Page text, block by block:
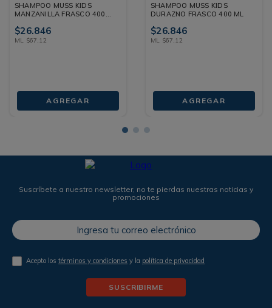
SHAMPOO MUSS KIDS
MANZANILLA FRASCO 400
$26.846
ML $67 12
AGREGAR
SHAMPOO MUSS KIDS
DURAZNO FRASCO 400 ML
$26.846
ML $67 12
AGREGAR
Suscríbete a nuestro newsletter, no te pierdas nuestras noticias y
promociones
Acepto lostérminos y condiciones y la política de privacidad
SUSCRIBIRME